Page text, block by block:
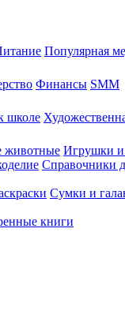
Популярная
Финансы SMM
школе
животные Игрушки и
Справочники
Сумки и
книги